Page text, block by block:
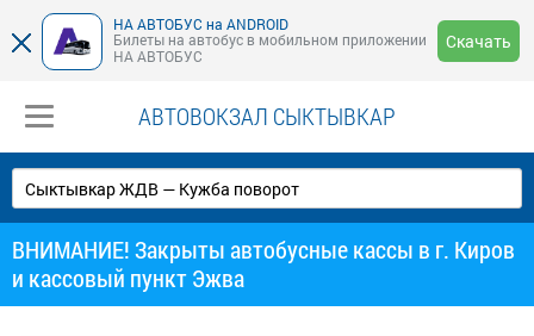
НА АВТОБУС на ANDROID
Билеты на автобус в мобильном приложении
НА АВТОБУС
Скачать
АВТОВОКЗАЛ СЫКТЫВКАР
ВНИМАНИЕ! Закрыты автобусные кассы в г. Киров
и кассовый пункт Эжва